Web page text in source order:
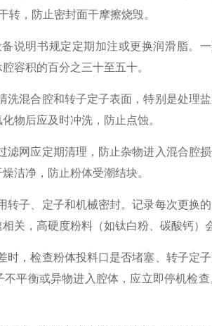
转，防止密封面干摩擦烧毁。
明书规定定期加注或更换润滑脂。
容积的百分之三十至五十。
混合腔和转子定子表面，特别是处理
物后应及时冲洗，防止点蚀。
网应定期清理，防止杂物进入混合腔
洁净，防止粉体受潮结块。
、定子和机械密封。记录每次更换的
关，高硬度粉料（如钛白粉、碳酸钙）
，检查粉体投料口是否堵塞、转子定
平衡或异物进入腔体，应立即停机检